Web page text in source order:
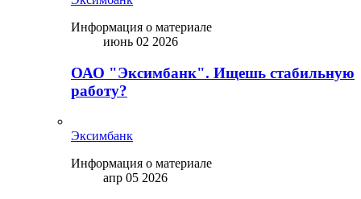
Информация о материале
июнь 02 2026
ОАО "Эксимбанк". Ищешь стабильную
работу?
Эксимбанк
Информация о материале
апр 05 2026